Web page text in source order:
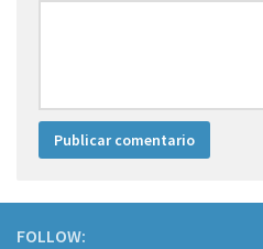
FOLLOW: